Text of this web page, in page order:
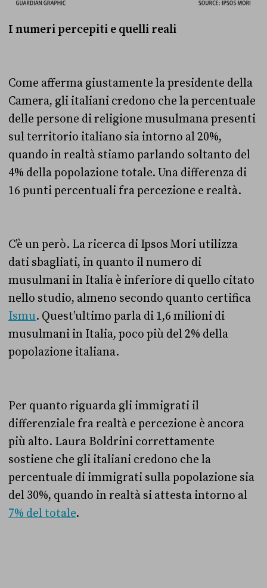
I numeri percepiti e quelli reali
Come afferma giustamente la presidente della
Camera, gli italiani credono che la percentuale
delle persone di religione musulmana presenti
sul territorio italiano sia intorno al 20%,
quando in realtà stiamo parlando soltanto del
4% della popolazione totale. Una differenza di
16 punti percentuali fra percezione e realtà.
C’è un però. La ricerca di Ipsos Mori utilizza
dati sbagliati, in quanto il numero di
musulmani in Italia è inferiore di quello citato
nello studio, almeno secondo quanto certifica
Ismu. Quest’ultimo parla di 1,6 milioni di
musulmani in Italia, poco più del 2% della
popolazione italiana.
Per quanto riguarda gli immigrati il
differenziale fra realtà e percezione è ancora
più alto. Laura Boldrini correttamente
sostiene che gli italiani credono che la
percentuale di immigrati sulla popolazione sia
del 30%, quando in realtà si attesta intorno al
7% del totale.